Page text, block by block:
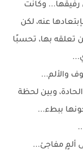
رفيقها... وكانت
عنه، لكن
بها، تحسبًا
والألم...
وبين لحظة
ببطء...
ألمٍ مفاجئ...